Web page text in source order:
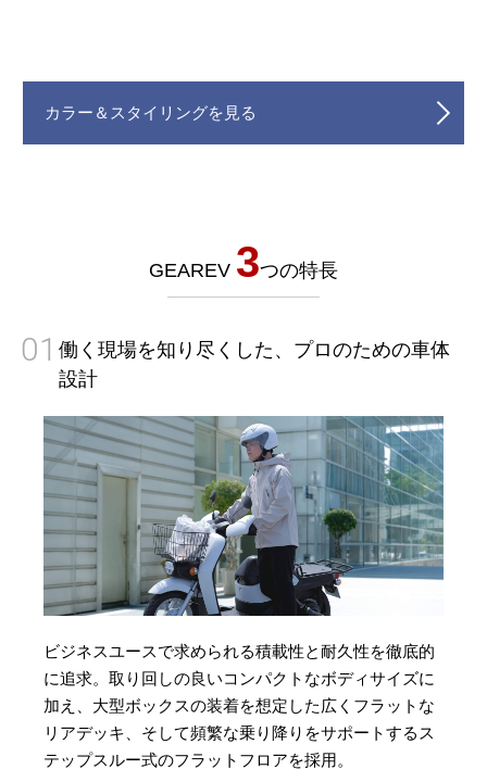
カラー＆スタイリングを見る
GEAREV 3つの特長
01 働く現場を知り尽くした、プロのための車体
設計
ビジネスユースで求められる積載性と耐久性を徹底的
に追求。取り回しの良いコンパクトなボディサイズに
加え、大型ボックスの装着を想定した広くフラットな
リアデッキ、そして頻繁な乗り降りをサポートするス
テップスルー式のフラットフロアを採用。